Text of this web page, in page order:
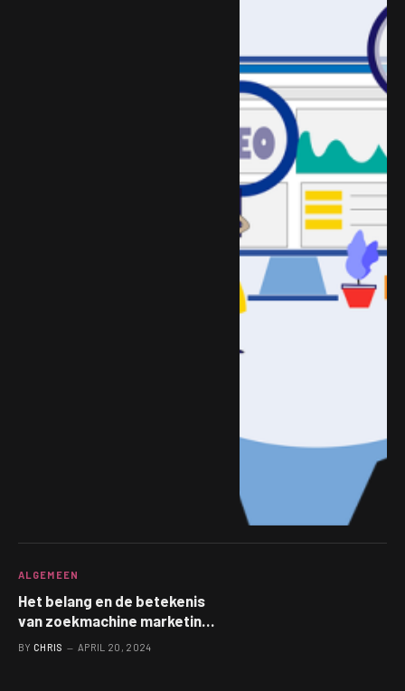
ALGEMEEN
Het belang en de betekenis
van zoekmachine marketing
ontrafeld
BY CHRIS APRIL 20, 2024